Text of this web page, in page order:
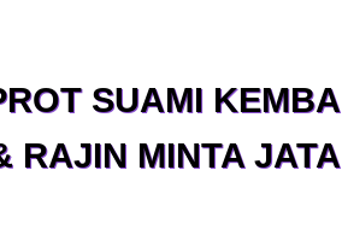
SUAMI
RAJIN MINTA